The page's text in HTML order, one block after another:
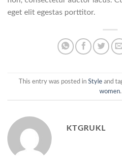
eget elit egestas porttitor.
This entry was posted in Style and
women.
KTGRUKL